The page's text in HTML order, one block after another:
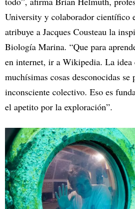
University y colaborador científico
atribuye a Jacques Cousteau la
Biología Marina. “Que para
en internet, ir a Wikipedia. La idea
muchísimas cosas desconocidas se
inconsciente colectivo. Eso es
el apetito por la exploración”.